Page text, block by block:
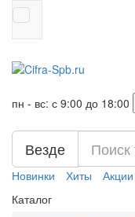
пн - вс: с 9:00 до 18:00
Везде
Новинки Хиты Акции
Каталог